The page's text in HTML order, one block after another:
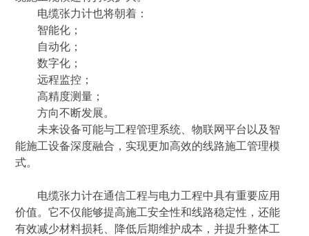
电缆张力计也将朝着：
智能化；
自动化；
数字化；
远程监控；
高精度测量；
方向不断发展。
未来设备可能与工程管理系统、物联网平台以及智
能施工设备深度融合，实现更加高效的线路施工管理模
式。
电缆张力计在通信工程与电力工程中具有重要应用
价值。它不仅能够提高施工安全性和线路稳定性，还能
有效减少材料损耗、降低后期维护成本，并提升整体工